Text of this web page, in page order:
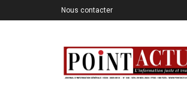
Nous contacter